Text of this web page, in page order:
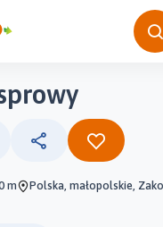
m Polska, małopolskie,